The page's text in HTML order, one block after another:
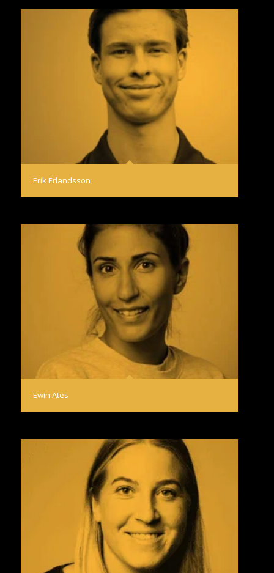
Erik Erlandsson
Ewin Ates